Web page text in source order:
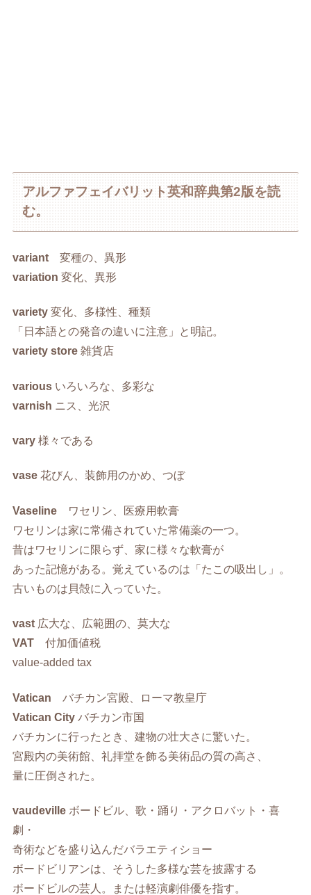
アルファフェイバリット英和辞典第2版を読
む。
variant 変種の、異形
variation 変化、異形
variety 変化、多様性、種類
「日本語との発音の違いに注意」と明記。
variety store 雑貨店
various いろいろな、多彩な
varnish ニス、光沢
vary 様々である
vase 花びん、装飾用のかめ、つぼ
Vaseline ワセリン、医療用軟膏
ワセリンは家に常備されていた常備薬の一つ。
昔はワセリンに限らず、家に様々な軟膏が
あった記憶がある。覚えているのは「たこの吸出し」。
古いものは貝殻に入っていた。
vast 広大な、広範囲の、莫大な
VAT 付加価値税
value-added tax
Vatican バチカン宮殿、ローマ教皇庁
Vatican City バチカン市国
バチカンに行ったとき、建物の壮大さに驚いた。
宮殿内の美術館、礼拝堂を飾る美術品の質の高さ、
量に圧倒された。
vaudeville ボードビル、歌・踊り・アクロバット・喜
劇・
奇術などを盛り込んだバラエティショー
ボードビリアンは、そうした多様な芸を披露する
ボードビルの芸人。または軽演劇俳優を指す。